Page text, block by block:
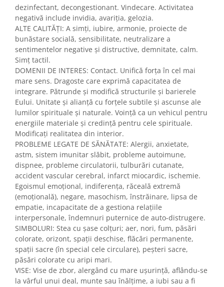
dezinfectant, decongestionant. Vindecare. Activitatea
negativă include invidia, avariția, gelozia.
ALTE CALITĂȚI: A simți, iubire, armonie, proiecte de
bunăstare socială, sensibilitate, neutralizare a
sentimentelor negative și distructive, demnitate, calm.
Simț tactil.
DOMENII DE INTERES: Contact. Unifică forța în cel mai
mare sens. Dragoste care exprimă capacitatea de
integrare. Pătrunde și modifică structurile și barierele
Eului. Unitate și alianță cu forțele subtile și ascunse ale
lumilor spirituale și naturale. Voință ca un vehicul pentru
energiile materiale și credință pentru cele spirituale.
Modificați realitatea din interior.
PROBLEME LEGATE DE SĂNĂTATE: Alergii, anxietate,
astm, sistem imunitar slăbit, probleme autoimune,
dispnee, probleme circulatorii, tulburări cutanate,
accident vascular cerebral, infarct miocardic, ischemie.
Egoismul emoțional, indiferența, răceală extremă
(emoțională), negare, masochism, înstrăinare, lipsa de
empatie, incapacitate de a gestiona relațiile
interpersonale, îndemnuri puternice de auto-distrugere.
SIMBOLURI: Stea cu șase colțuri; aer, nori, fum, păsări
colorate, orizont, spații deschise, flăcări permanente,
spații sacre (în special cele circulare), peșteri sacre,
păsări colorate cu aripi mari.
VISE: Vise de zbor, alergând cu mare ușurință, aflându-se
la vârful unui deal, munte sau înălțime, a iubi sau a fi